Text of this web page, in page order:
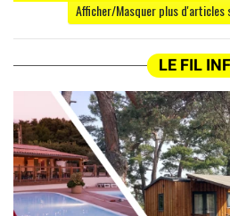
Afficher/Masquer plus
LE FIL